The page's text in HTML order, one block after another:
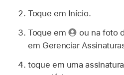
Toque em Início.
Toque em
ou na foto
em Gerenciar
toque em uma